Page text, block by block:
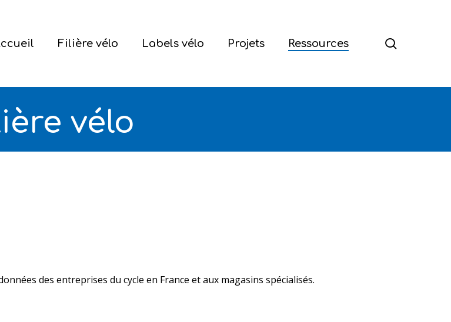
Filière vélo Labels vélo Projets Ressources
vélo
des entreprises du cycle en France et aux magasins spécialisés.